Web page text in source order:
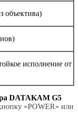
объектива)
исполнение от
DATAKAM G5
«POWER» или